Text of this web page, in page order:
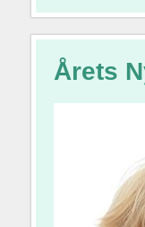
Årets